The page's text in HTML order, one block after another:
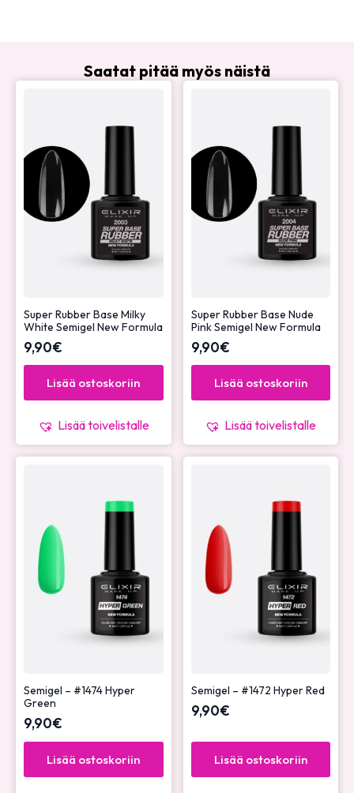
Saatat pitää myös näistä
Super Rubber Base Milky
White Semigel New Formula
9,90€
Lisää ostoskoriin
Lisää toivelistalle
Super Rubber Base Nude
Pink Semigel New Formula
9,90€
Lisää ostoskoriin
Lisää toivelistalle
Semigel – #1474 Hyper
Green
9,90€
Lisää ostoskoriin
Semigel – #1472 Hyper Red
9,90€
Lisää ostoskoriin